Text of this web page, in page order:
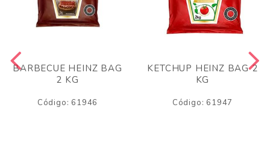
BARBECUE HEINZ BAG
2 KG
Código: 61946
KETCHUP HEINZ BAG 2
KG
Código: 61947